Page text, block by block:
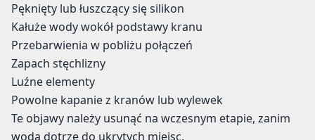
Pęknięty lub łuszczący się silikon
Kałuże wody wokół podstawy kranu
Przebarwienia w pobliżu połączeń
Zapach stęchlizny
Luźne elementy
Powolne kapanie z kranów lub wylewek
Te objawy należy usunąć na wczesnym etapie, zanim
woda dotrze do ukrytych miejsc.